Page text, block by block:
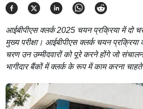
आईबीपीएस क्लर्क 2025 चयन प्रक्रिया में दो
मुख्य परीक्षा। आईबीपीएस क्लर्क चयन
चरण उन उम्मीदवारों को पूरे करने होंगे जो संचालन
भागीदार बैंकों में क्लर्क के रूप में काम करना